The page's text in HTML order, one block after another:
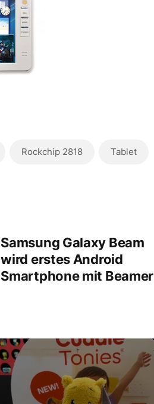
Rockchip 2818 Tablet
Samsung Galaxy Beam
wird erstes Android
Smartphone mit Beamer